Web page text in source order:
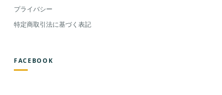
プライバシー
特定商取引法に基づく表記
FACEBOOK